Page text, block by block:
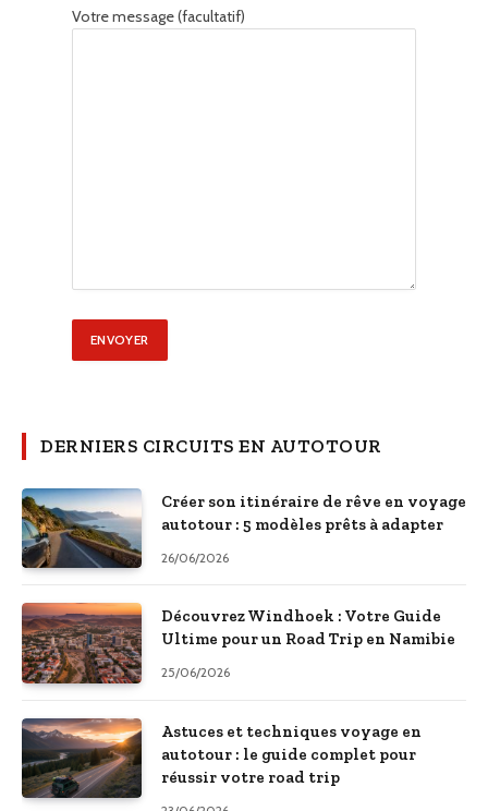
Votre message (facultatif)
DERNIERS CIRCUITS EN AUTOTOUR
Créer son itinéraire de rêve en voyage
autotour : 5 modèles prêts à adapter
26/06/2026
Découvrez Windhoek : Votre Guide
Ultime pour un Road Trip en Namibie
25/06/2026
Astuces et techniques voyage en
autotour : le guide complet pour
réussir votre road trip